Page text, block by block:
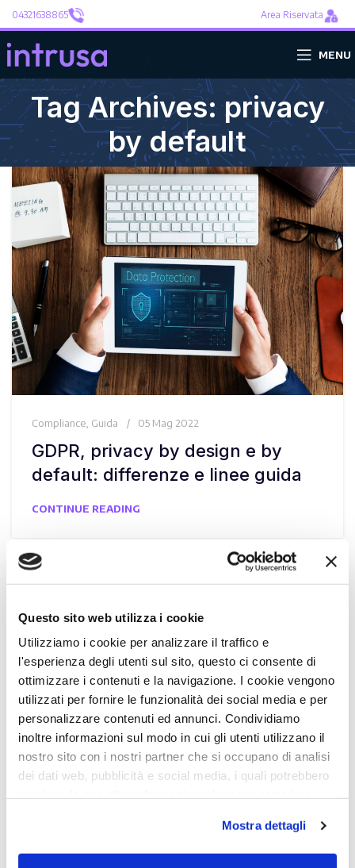
Questo sito web utilizza i cookie
Utilizziamo i cookie per analizzare il traffico e
l'esperienza degli utenti sul sito, questo ci consente di
ottimizzare i contenuti e la navigazione. I cookie vengono
utilizzati per fornire le funzionalità dei social media e per
personalizzare contenuti ed annunci. Condividiamo
inoltre informazioni sul modo in cui gli utenti utilizzano il
nostro sito con i nostri partner che si occupano di analisi
dei dati web, pubblicità e social media, i quali potrebbero
Chiudendo il banner con la X oppure cliccando su Rifiuta
la navigazione proseguirà in assenza di cookie diversi da
Mostra dettagli
04321638865 Area Riservata
MENU
Tag Archives: privacy
by default
Compliance Guida 05 Mag 2022
GDPR, privacy by design e by
default: differenze e linee guida
CONTINUE READING